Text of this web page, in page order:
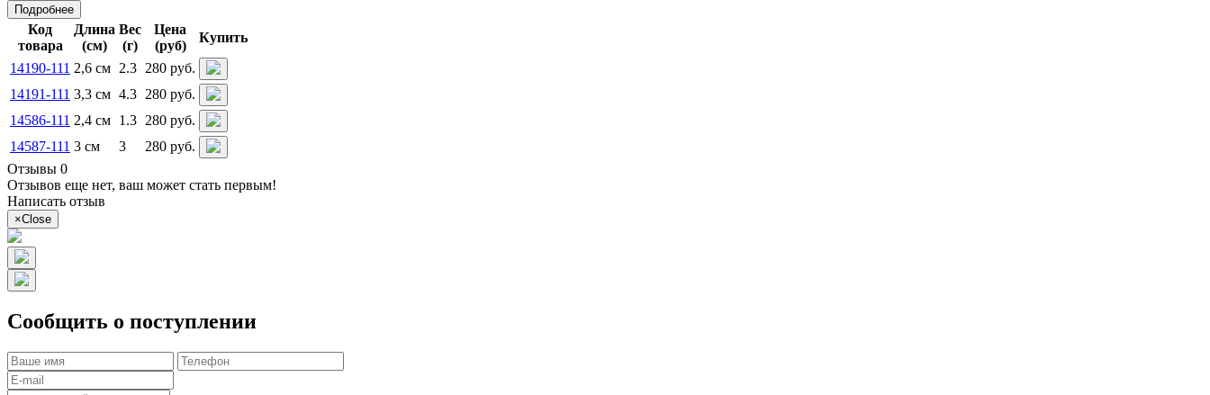
Подробнее
Код
товара
Длина
(см)
Вес
(г)
Цена
(руб)
Купить
14190-111 2,6 см 2.3 280 руб.
14191-111 3,3 см 4.3 280 руб.
14586-111 2,4 см 1.3 280 руб.
14587-111 3 см 3
280 руб.
Отзывы 0
Отзывов еще нет, ваш может стать первым!
Написать отзыв
×Close
Сообщить о поступлении